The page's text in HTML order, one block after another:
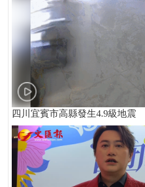
四川宜賓市高縣發生4.9級地